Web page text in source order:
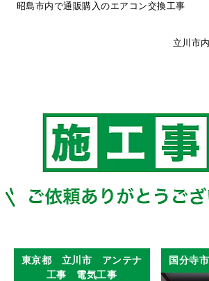
昭島市内で通販購入のエアコン交換工事
立川市
東京都 立川市 アンテナ
工事 電気工事
国分寺